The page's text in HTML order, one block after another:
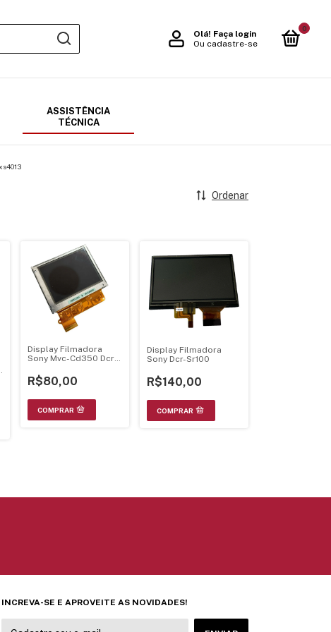
Olá! Faça login
Ou cadastre-se
0
ASSISTÊNCIA
TÉCNICA
Ordenar
Display Filmadora
Sony Mvc-Cd350 Dcr-
R$80,00
Display Filmadora
Sony Dcr-Sr100
R$140,00
INCREVA-SE E APROVEITE AS NOVIDADES!